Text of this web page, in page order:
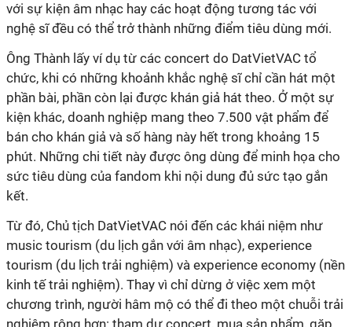
với sự kiện âm nhạc hay các hoạt động tương tác với
nghệ sĩ đều có thể trở thành những điểm tiêu dùng mới.
Ông Thành lấy ví dụ từ các concert do DatVietVAC tổ
chức, khi có những khoảnh khắc nghệ sĩ chỉ cần hát một
phần bài, phần còn lại được khán giả hát theo. Ở một sự
kiện khác, doanh nghiệp mang theo 7.500 vật phẩm để
bán cho khán giả và số hàng này hết trong khoảng 15
phút. Những chi tiết này được ông dùng để minh họa cho
sức tiêu dùng của fandom khi nội dung đủ sức tạo gắn
kết.
Từ đó, Chủ tịch DatVietVAC nói đến các khái niệm như
music tourism (du lịch gắn với âm nhạc), experience
tourism (du lịch trải nghiệm) và experience economy (nền
kinh tế trải nghiệm). Thay vì chỉ dừng ở việc xem một
chương trình, người hâm mộ có thể đi theo một chuỗi trải
nghiệm rộng hơn: tham dự concert, mua sản phẩm, gặp